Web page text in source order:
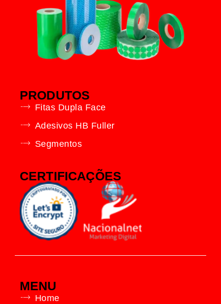
PRODUTOS
Fitas Dupla Face
Adesivos HB Fuller
Segmentos
CERTIFICAÇÕES
MENU
Home